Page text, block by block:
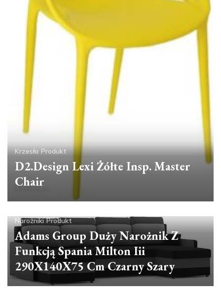
Krzesła Produkt
D2.Design Lexi Żółte Insp. Master
Chair
Narożniki Produkt
Adams Group Duży Narożnik Z
Funkcją Spania Milton Iii
290X140X75 Cm Czarny Szary